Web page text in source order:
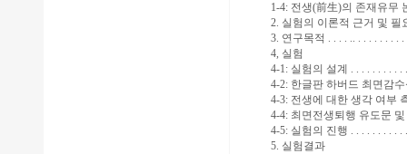
1-4: 전생(前生)의 존재유무
2. 실험의 이론적 근거 및 필
3. 연구목적 . . . . .. . . . . . . . . .
4, 실험
4-1: 실험의 설계 . . . . . . . . . .
4-2: 한글판 하버드 최면감
4-3: 전생에 대한 생각 여부
4-4: 최면전생퇴행 유도문
4-5: 실험의 진행 . . . . . . . . . .
5. 실험결과